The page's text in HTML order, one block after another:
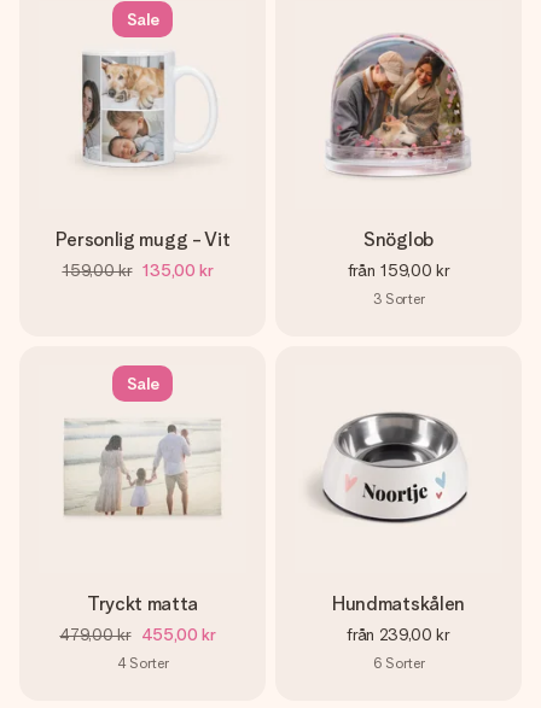
Sale
Personlig mugg - Vit
159,00 kr 135,00 kr
Snöglob
från 159,00 kr
3 Sorter
Sale
Tryckt matta
479,00 kr 455,00 kr
4 Sorter
Hundmatskålen
från 239,00 kr
6 Sorter